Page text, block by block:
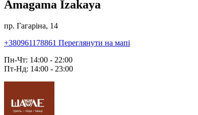
Amagama Izakaya
пр. Гагаріна, 14
+380961178861 Переглянути на мапі
Пн-Чт: 14:00 - 22:00
Пт-Нд: 14:00 - 23:00